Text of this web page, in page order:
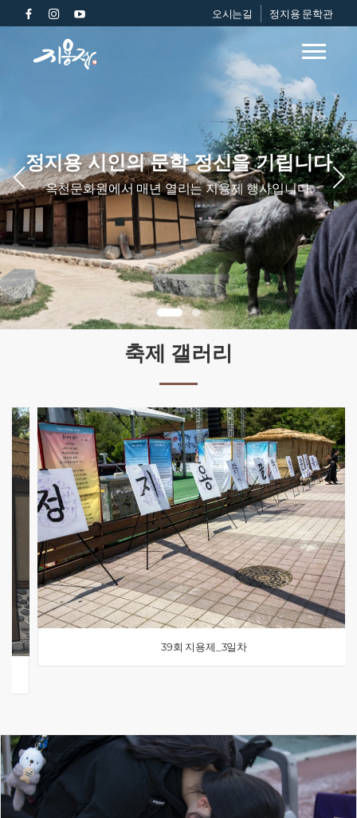
오시는길 정지용 문학관
정지용 시인의 문학 정신을 기립니다
옥천문화원에서 매년 열리는 지용제 행사입니다.
축제 갤러리
39회 지용제_3일차